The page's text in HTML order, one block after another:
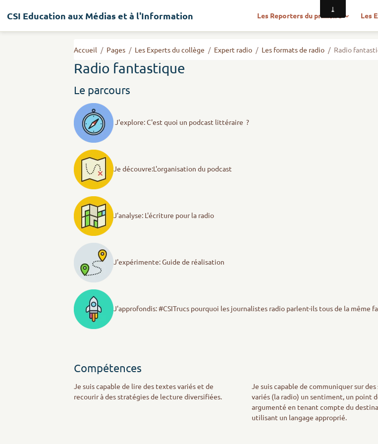
CSI Education aux Médias et à l'Information Les Reporters du primaire Les
Accueil Pages Les Experts du collège Expert radio Les formats de radio Radio
Radio fantastique
Le parcours
J'explore: C'est quoi un podcast littéraire ?
Je découvre:L'organisation du podcast
J'analyse: L'écriture pour la radio
J'expérimente: Guide de réalisation
J'approfondis: #CSITrucs pourquoi les journalistes radio parlent-ils tous de la même
Compétences
Je suis capable de lire des textes variés et de
recourir à des stratégies de lecture diversifiées.
Je suis capable de communiquer sur
variés (la radio) un sentiment, un point
argumenté en tenant compte du
utilisant un langage approprié.